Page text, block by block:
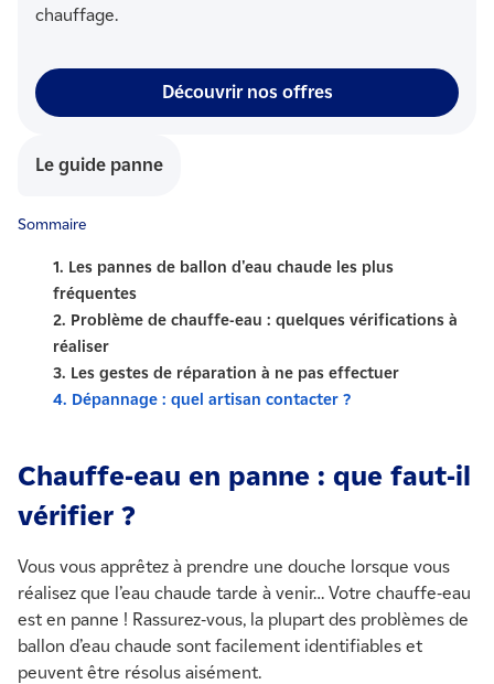
chauffage.
Découvrir nos offres
Le guide panne
Sommaire
1. Les pannes de ballon d'eau chaude les plus
fréquentes
2. Problème de chauffe-eau : quelques vérifications à
réaliser
3. Les gestes de réparation à ne pas effectuer
4. Dépannage : quel artisan contacter ?
Chauffe-eau en panne : que faut-il
vérifier ?
Vous vous apprêtez à prendre une douche lorsque vous
réalisez que l’eau chaude tarde à venir… Votre chauffe-eau
est en panne ! Rassurez-vous, la plupart des problèmes de
ballon d’eau chaude sont facilement identifiables et
peuvent être résolus aisément.